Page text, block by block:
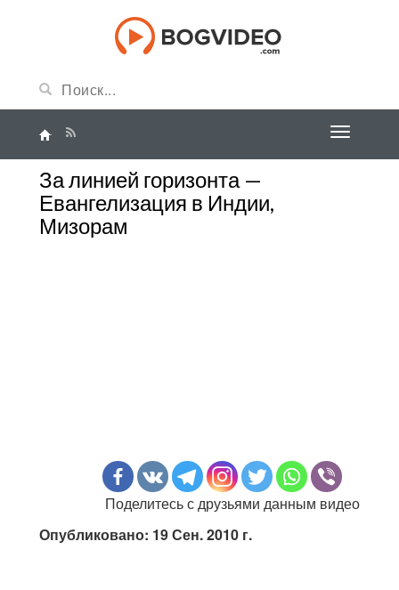
За линией горизонта —
Евангелизация в Индии,
Мизорам
Поделитесь с друзьями данным видео
Опубликовано: 19 Сен. 2010 г.